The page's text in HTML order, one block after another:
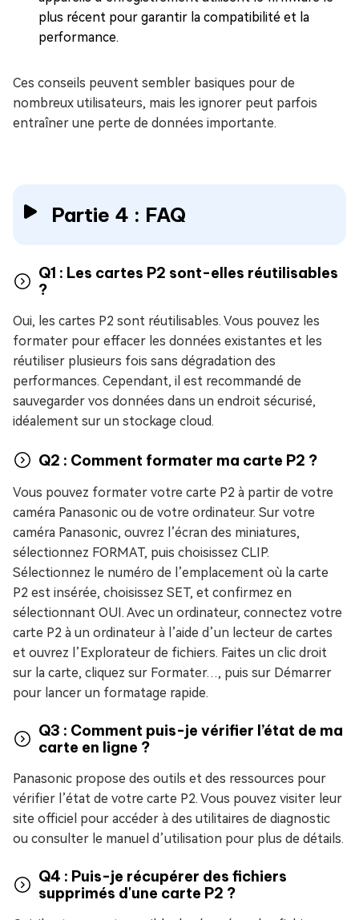
plus récent pour garantir la compatibilité et la
performance.
Ces conseils peuvent sembler basiques pour de
nombreux utilisateurs, mais les ignorer peut parfois
entraîner une perte de données importante.
Partie 4 : FAQ
Q1 : Les cartes P2 sont-elles réutilisables
?
Oui, les cartes P2 sont réutilisables. Vous pouvez les
formater pour effacer les données existantes et les
réutiliser plusieurs fois sans dégradation des
performances. Cependant, il est recommandé de
sauvegarder vos données dans un endroit sécurisé,
idéalement sur un stockage cloud.
Q2 : Comment formater ma carte P2 ?
Vous pouvez formater votre carte P2 à partir de votre
caméra Panasonic ou de votre ordinateur. Sur votre
caméra Panasonic, ouvrez l’écran des miniatures,
sélectionnez FORMAT, puis choisissez CLIP.
Sélectionnez le numéro de l’emplacement où la carte
P2 est insérée, choisissez SET, et confirmez en
sélectionnant OUI. Avec un ordinateur, connectez votre
carte P2 à un ordinateur à l’aide d’un lecteur de cartes
et ouvrez l’Explorateur de fichiers. Faites un clic droit
sur la carte, cliquez sur Formater…, puis sur Démarrer
pour lancer un formatage rapide.
Q3 : Comment puis-je vérifier l’état de ma
carte en ligne ?
Panasonic propose des outils et des ressources pour
vérifier l’état de votre carte P2. Vous pouvez visiter leur
site officiel pour accéder à des utilitaires de diagnostic
ou consulter le manuel d’utilisation pour plus de détails.
Q4 : Puis-je récupérer des fichiers
supprimés d'une carte P2 ?